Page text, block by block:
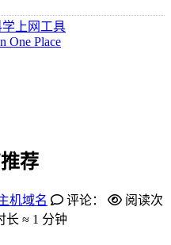
上网工具
One Place
荐
机域名 评论：
阅读次
长 ≈ 1 分钟